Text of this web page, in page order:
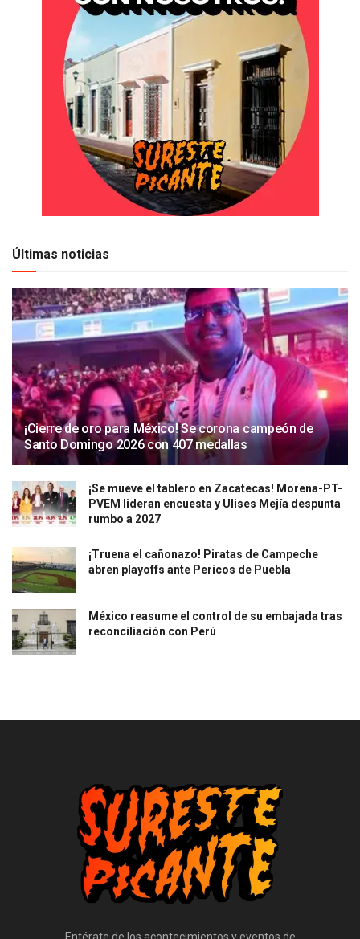
Últimas noticias
¡Cierre de oro para México! Se corona campeón de
Santo Domingo 2026 con 407 medallas
¡Se mueve el tablero en Zacatecas! Morena-PT-
PVEM lideran encuesta y Ulises Mejía despunta
rumbo a 2027
¡Truena el cañonazo! Piratas de Campeche
abren playoffs ante Pericos de Puebla
México reasume el control de su embajada tras
reconciliación con Perú
Entérate de los acontecimientos y eventos de